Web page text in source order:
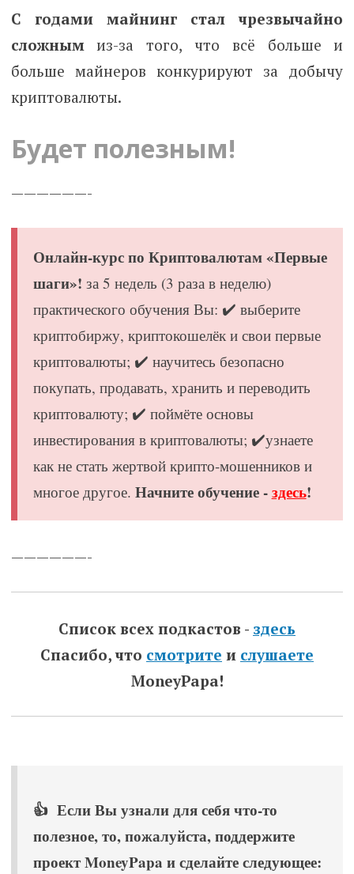
С годами майнинг стал чрезвычайно
сложнымиз-за того, что всё больше и
больше майнеров конкурируют за добычу
криптовалюты.
Будет полезным!
——————-
Онлайн-курс по Криптовалютам «Первые
шаги»! за 5 недель (3 раза в неделю)
практического обучения Вы: ✔️ выберите
криптобиржу, криптокошелёк и свои первые
криптовалюты; ✔️ научитесь безопасно
покупать, продавать, хранить и переводить
криптовалюту; ✔️ поймёте основы
инвестирования в криптовалюты; ✔️узнаете
как не стать жертвой крипто-мошенников и
многое другое. Начните обучение -здесь!
——————-
Список всех подкастов - здесь
Спасибо, что смотрите и слушаете
MoneyPapa!
👍 Если Вы узнали для себя что-то
полезное, то, пожалуйста, поддержите
проект MoneyPapa и сделайте следующее: